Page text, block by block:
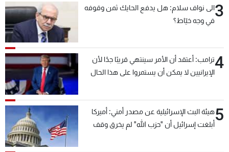
3الى نواف سلام: هل يدفع الحايك ثمن وقوفه
في وجه خيّاط؟
4ترامب: أعتقد أن الأمر سينتهي قريبًا جدًا لأن
الإيرانيين لا يمكن أن يستمروا على هذا الحال
5هيئة البث الإسرائيلية عن مصدر أمني: أميركا
أبلغت إسرائيل أن "حزب الله" لم يخرق وقف